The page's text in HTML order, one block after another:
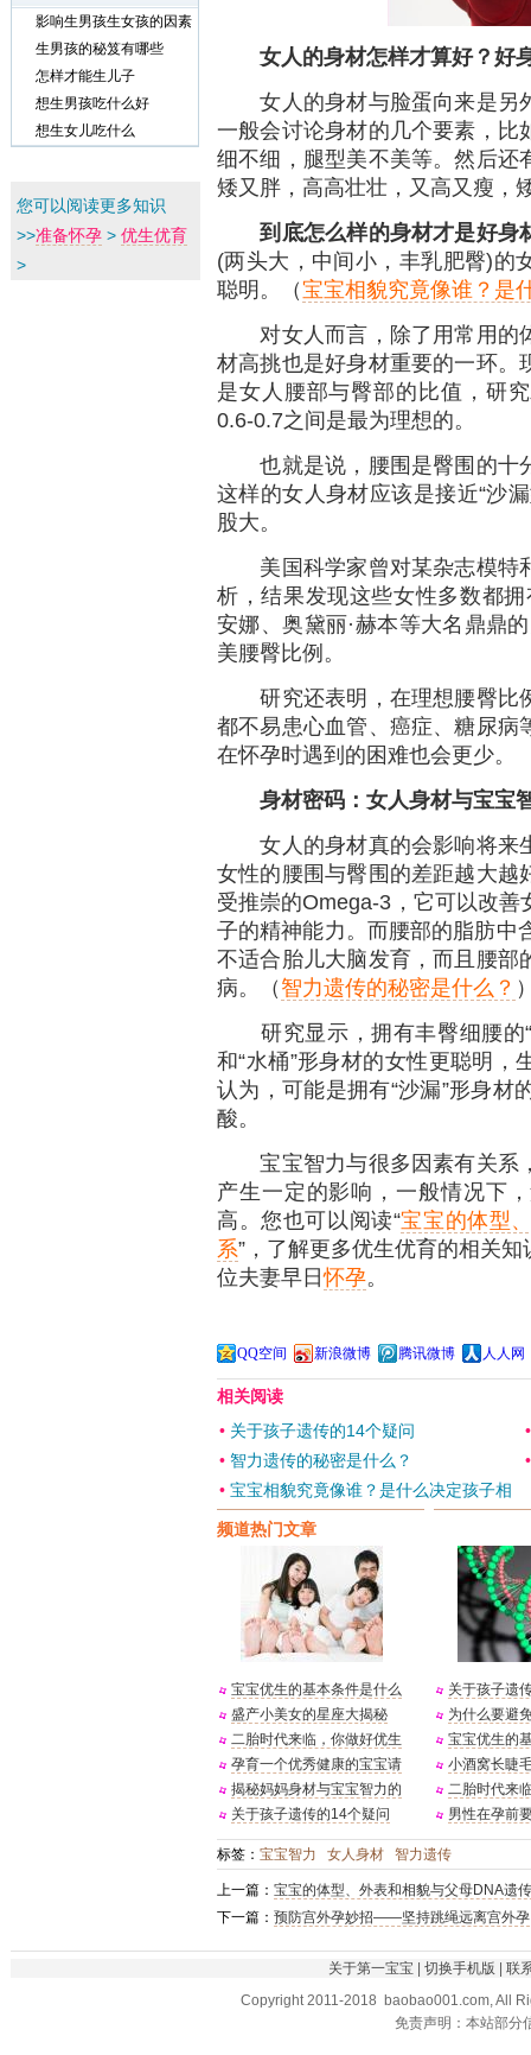
女人的身材怎样才算好？好
女人的身材与脸蛋向来是另
一般会讨论身材的几个要素，比
细不细，腿型美不美等。然后还
矮又胖，高高壮壮，又高又瘦
到底怎么样的身材才是好身
(两头大，中间小，丰乳肥臀)的
聪明。（宝宝相貌究竟像谁？是
对女人而言，除了用常用的
材高挑也是好身材重要的一环。
是女人腰部与臀部的比值，研
0.6-0.7之间是最为理想的。
也就是说，腰围是臀围的十
这样的女人身材应该是接近“沙
股大。
美国科学家曾对某杂志模特
析，结果发现这些女性多数都
安娜、奥黛丽·赫本等大名鼎鼎
美腰臀比例。
研究还表明，在理想腰臀比
都不易患心血管、癌症、糖尿病
在怀孕时遇到的困难也会更少。
身材密码：女人身材与宝宝
女人的身材真的会影响将来
女性的腰围与臀围的差距越大越
受推崇的Omega-3，它可以改
子的精神能力。而腰部的脂肪中
不适合胎儿大脑发育，而且腰部
病。（智力遗传的秘密是什么？
研究显示，拥有丰臀细腰的“
和“水桶”形身材的女性更聪明
认为，可能是拥有“沙漏”形身材
酸。
宝宝智力与很多因素有关系
产生一定的影响，一般情况下
高。您也可以阅读“宝宝的体型
系”，了解更多优生优育的相关
位夫妻早日怀孕。
QQ空间 新浪微博 腾讯微博 人人网
相关阅读
• 关于孩子遗传的14个疑问
• 智力遗传的秘密是什么？
• 宝宝相貌究竟像谁？是什么决定孩子相
频道热门文章
宝宝优生的基本条件是什么
盛产小美女的星座大揭秘
二胎时代来临，你做好优生
孕育一个优秀健康的宝宝请
揭秘妈妈身材与宝宝智力的
关于孩子遗传的14个疑问
关于孩子遗
为什么要避
宝宝优生的
小酒窝长睫
二胎时代来
男性在孕前
标签： 宝宝智力 女人身材 智力遗传
上一篇： 宝宝的体型、外表和相貌与父母DNA遗
下一篇： 预防宫外孕妙招——坚持跳绳远离宫外孕
影响生男孩生女孩的因素
生男孩的秘笈有哪些
怎样才能生儿子
想生男孩吃什么好
想生女儿吃什么
您可以阅读更多知识
>>准备怀孕 > 优生优育
>
关于第一宝宝 | 切换手机版 | 联
Copyright 2011-2018 baobao001.com, All
免责声明：本站部分